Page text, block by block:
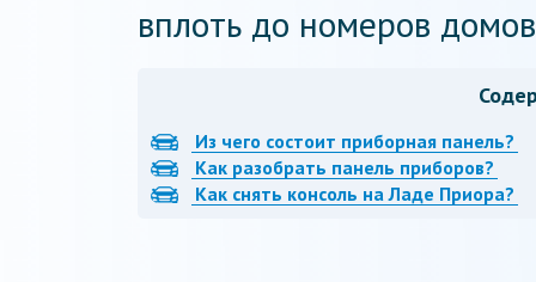
вплоть до номеров
Из чего состоит приборная панель?
Как разобрать панель приборов?
Как снять консоль на Ладе Приора?